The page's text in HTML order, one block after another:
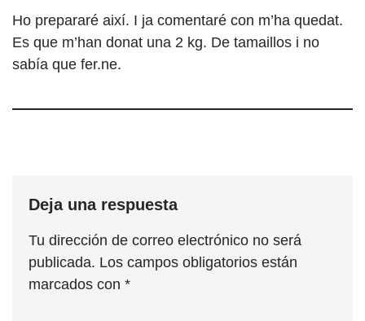
Ho prepararé així. I ja comentaré con m’ha quedat.
Es que m’han donat una 2 kg. De tamaillos i no
sabía que fer.ne.
Deja una respuesta
Tu dirección de correo electrónico no será
publicada. Los campos obligatorios están
marcados con *